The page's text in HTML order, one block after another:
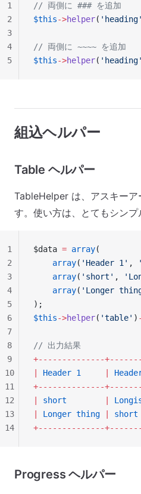
// 両側に ### を追加
$this->helper( 'heading'
// 両側に ~~~~ を追加
$this->helper( 'heading'
1
2
3
4
5
組込ヘルパー
Table ヘルパー
TableHelper は、アスキーア
す。使い方は、とてもシンプ
$data = array(
    array
( 'Header 1' ,
    array
( 'short' ,
    array
( 'Longer
);
$this->helper( 'table' )
// 出力結果
+--------------
Header 1
+--------------
short
Longer thing short
+--------------
1
2
3
4
5
6
7
8
9
10
11
12
13
14
Progress ヘルパー